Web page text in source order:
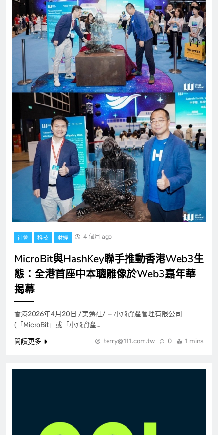
社會 科技 財經 4 個月 ago
MicroBit與HashKey聯手推動香港Web3生
態：全港首座中本聰雕像於Web3嘉年華
揭幕
香港2026年4月20日 /美通社/ — 小飛資產管理有限公司
(「MicroBit」或「小飛資產…
閱讀更多
terry@111.com.tw 0 1 mins